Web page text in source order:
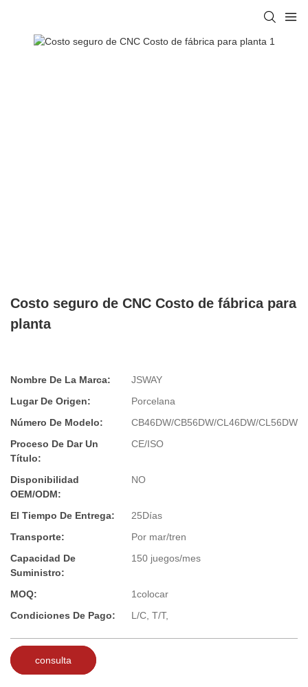
Costo seguro de CNC Costo de fábrica para
planta
Nombre De La Marca:
JSWAY
Lugar De Origen:
Porcelana
Número De Modelo:
CB46DW/CB56DW/CL46DW/CL56DW
Proceso De Dar Un
Título:
CE/ISO
Disponibilidad
OEM/ODM:
NO
El Tiempo De Entrega:
25Días
Transporte:
Por mar/tren
Capacidad De
Suministro:
150 juegos/mes
MOQ:
1colocar
Condiciones De Pago:
L/C, T/T,
consulta